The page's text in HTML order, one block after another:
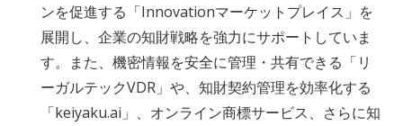
ンを促進する「Innovationマーケットプレイス」を
展開し、企業の知財戦略を強力にサポートしていま
す。また、機密情報を安全に管理・共有できる「リ
ーガルテックVDR」や、知財契約管理を効率化する
「keiyaku.ai」、オンライン商標サービス、さらに知